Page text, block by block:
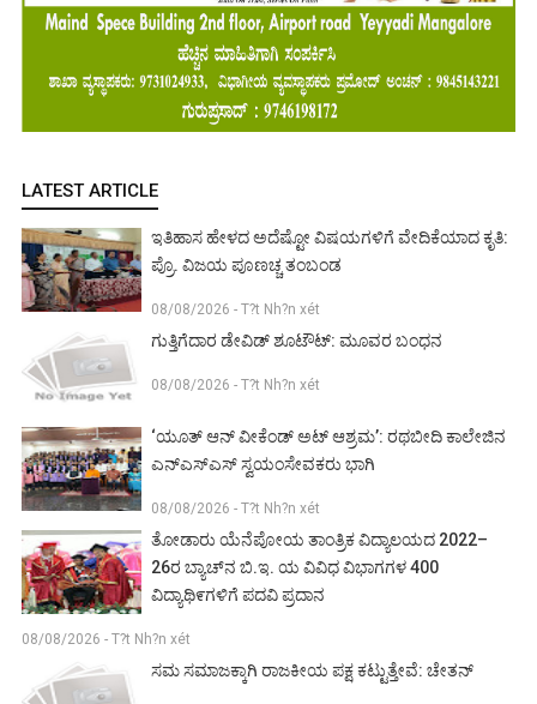
LATEST ARTICLE
ಇತಿಹಾಸ ಹೇಳದ ಅದೆಷ್ಟೋ ವಿಷಯಗಳಿಗೆ ವೇದಿಕೆಯಾದ ಕೃತಿ:
ಪ್ರೊ. ವಿಜಯ ಪೂಣಚ್ಚ ತಂಬಂಡ
08/08/2026 - T?t Nh?n xét
ಗುತ್ತಿಗೆದಾರ ಡೇವಿಡ್ ಶೂಟೌಟ್: ಮೂವರ ಬಂಧನ
08/08/2026 - T?t Nh?n xét
‘ಯೂತ್ ಆನ್ ವೀಕೆಂಡ್ ಅಟ್ ಆಶ್ರಮ’: ರಥಬೀದಿ ಕಾಲೇಜಿನ
ಎನ್‌ಎಸ್‌ಎಸ್ ಸ್ವಯಂಸೇವಕರು ಭಾಗಿ
08/08/2026 - T?t Nh?n xét
ತೋಡಾರು ಯೆನೆಪೋಯ ತಾಂತ್ರಿಕ ವಿದ್ಯಾಲಯದ 2022–
26ರ ಬ್ಯಾಚ್‌ನ ಬಿ.ಇ. ಯ ವಿವಿಧ ವಿಭಾಗಗಳ 400
ವಿದ್ಯಾಥಿ೯ಗಳಿಗೆ ಪದವಿ ಪ್ರದಾನ
08/08/2026 - T?t Nh?n xét
ಸಮ ಸಮಾಜಕ್ಕಾಗಿ ರಾಜಕೀಯ ಪಕ್ಷ ಕಟ್ಟುತ್ತೇವೆ: ಚೇತನ್